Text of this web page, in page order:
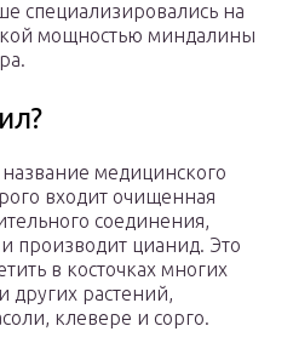
специализировались на
мощностью миндалины
медицинского
входит очищенная
соединения,
производит цианид. Это
в косточках многих
других растений,
клевере и сорго.